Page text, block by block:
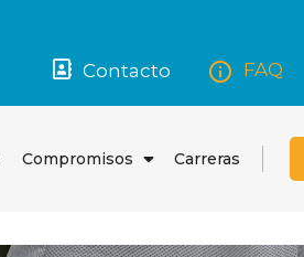
Contacto FAQ
Compromisos
Abrir
Carreras